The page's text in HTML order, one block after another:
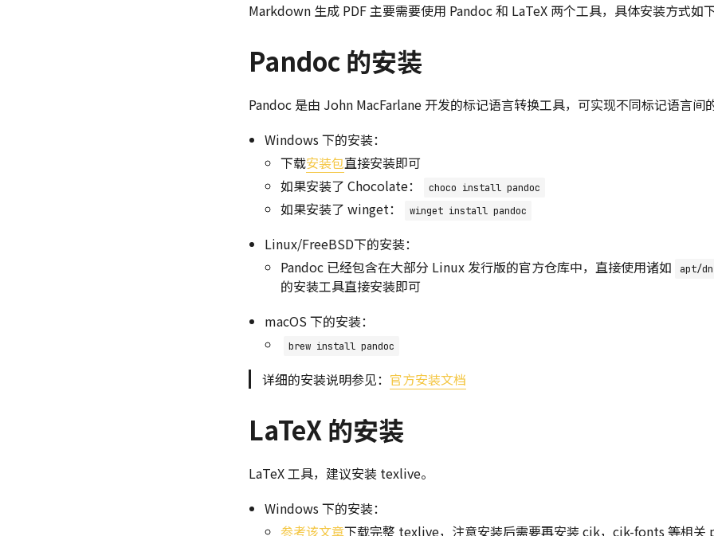
Markdown 生成 PDF 主要需要使用 Pandoc 和 LaTeX 两个工具，具体安装方式如下
Pandoc 的安装
Pandoc 是由 John MacFarlane 开发的标记语言转换工具，可实现不同标记语言间
Windows 下的安装：
下载安装包直接安装即可
如果安装了 Chocolate：
choco install pandoc
如果安装了 winget： winget install pandoc
Linux/FreeBSD下的安装：
Pandoc 已经包含在大部分 Linux 发行版的官方仓库中，直接使用诸如
apt/
的安装工具直接安装即可
macOS 下的安装：
brew install pandoc
详细的安装说明参见： 官方安装文档
LaTeX 的安装
LaTeX 工具，建议安装 texlive。
Windows 下的安装：
参考该文章下载完整 texlive，注意安装后需要再安装 cjk，cjk-fonts 等相关